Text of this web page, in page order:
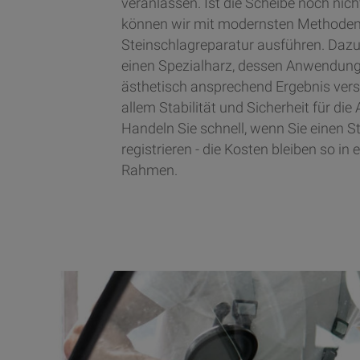
veranlassen. Ist die Scheibe noch
können wir mit modernsten
Steinschlagreparatur ausführen.
einen Spezialharz, dessen
ästhetisch ansprechend Ergebnis
allem Stabilität und Sicherheit für die
Handeln Sie schnell, wenn Sie einen
registrieren - die Kosten bleiben so in
Rahmen.